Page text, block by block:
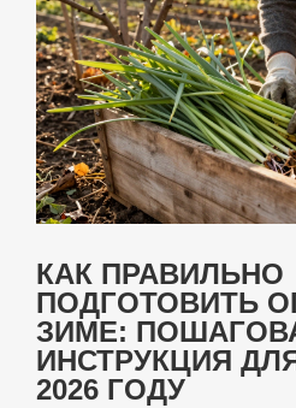
КАК ПРАВИЛЬНО
ПОДГОТОВИТЬ
ЗИМЕ:
ИНСТРУКЦИЯ
2026 ГОДУ